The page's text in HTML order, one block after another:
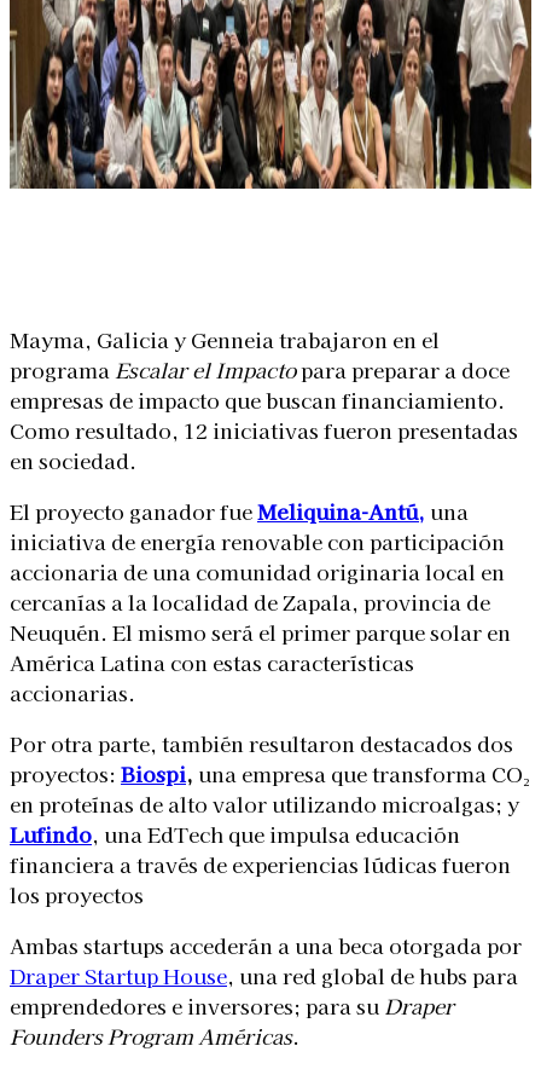
Mayma, Galicia yGenneia trabajaron en el
programa Escalar el Impactopara preparar a doce
empresas de impacto que buscan financiamiento.
Como resultado, 12 iniciativas fueron presentadas
en sociedad.
El proyecto ganador fueMeliquina-Antú, una
iniciativa de energía renovable con participación
accionaria de una comunidad originaria local en
cercanías a la localidad de Zapala, provincia de
Neuquén. El mismo será el primer parque solar en
América Latina con estas características
accionarias.
Por otra parte, también resultaron destacados dos
proyectos: Biospi, una empresa que transforma CO₂
en proteínas de alto valor utilizando microalgas; y
Lufindo, una EdTech que impulsa educación
financiera a través de experiencias lúdicas fueron
los proyectos
Ambas startups accederán a una beca otorgada por
Draper Startup House, una red global de hubs para
emprendedores e inversores; para su Draper
Founders Program Américas.